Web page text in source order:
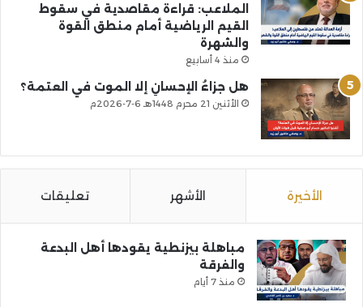
الملاعب: قراءة مقاصدية في سقوط
القيم الرياضية أمام منطق القوة
والشهرة
منذ 4 أسابيع
هل جزاءُ الإحسانِ إلا الموت في العتمة؟
الأثنين 21 محرم 1448هـ 6-7-2026م
الأخيرة الأشهر تعليقات
مباهلة بيزنطية يقودها أهل البدعة
والفرقة
منذ 7 أيام